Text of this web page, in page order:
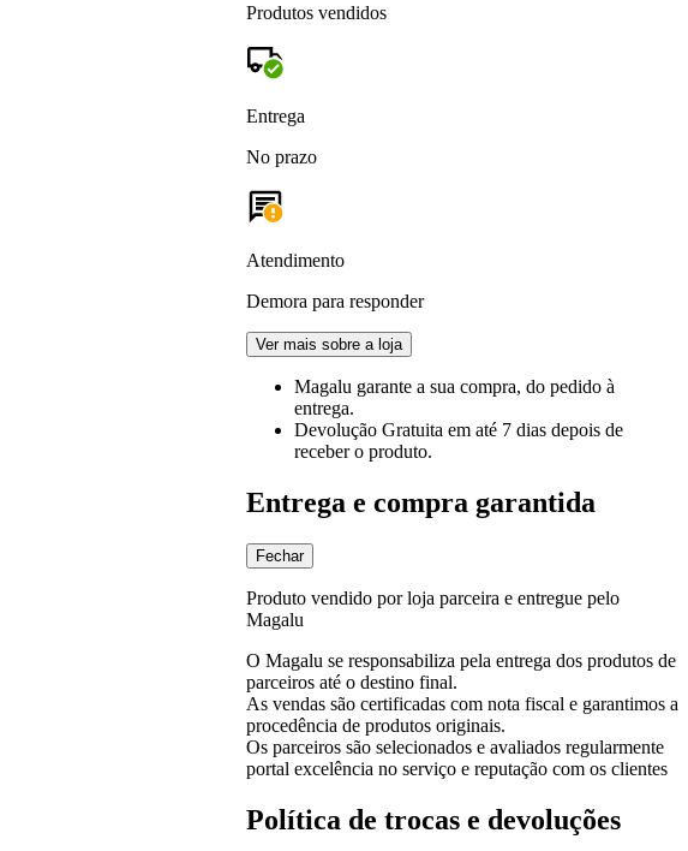
Produtos vendidos
Entrega
No prazo
Atendimento
Demora para responder
Ver mais sobre a loja
Magalu garante a sua compra, do pedido à
entrega.
Devolução Gratuita em até 7 dias depois de
receber o produto.
Entrega e compra garantida
Fechar
Produto vendido por loja parceira e entregue pelo
Magalu
O Magalu se responsabiliza pela entrega dos produtos de
parceiros até o destino final.
As vendas são certificadas com nota fiscal e garantimos a
procedência de produtos originais.
Os parceiros são selecionados e avaliados regularmente
portal excelência no serviço e reputação com os clientes
Política de trocas e devoluções